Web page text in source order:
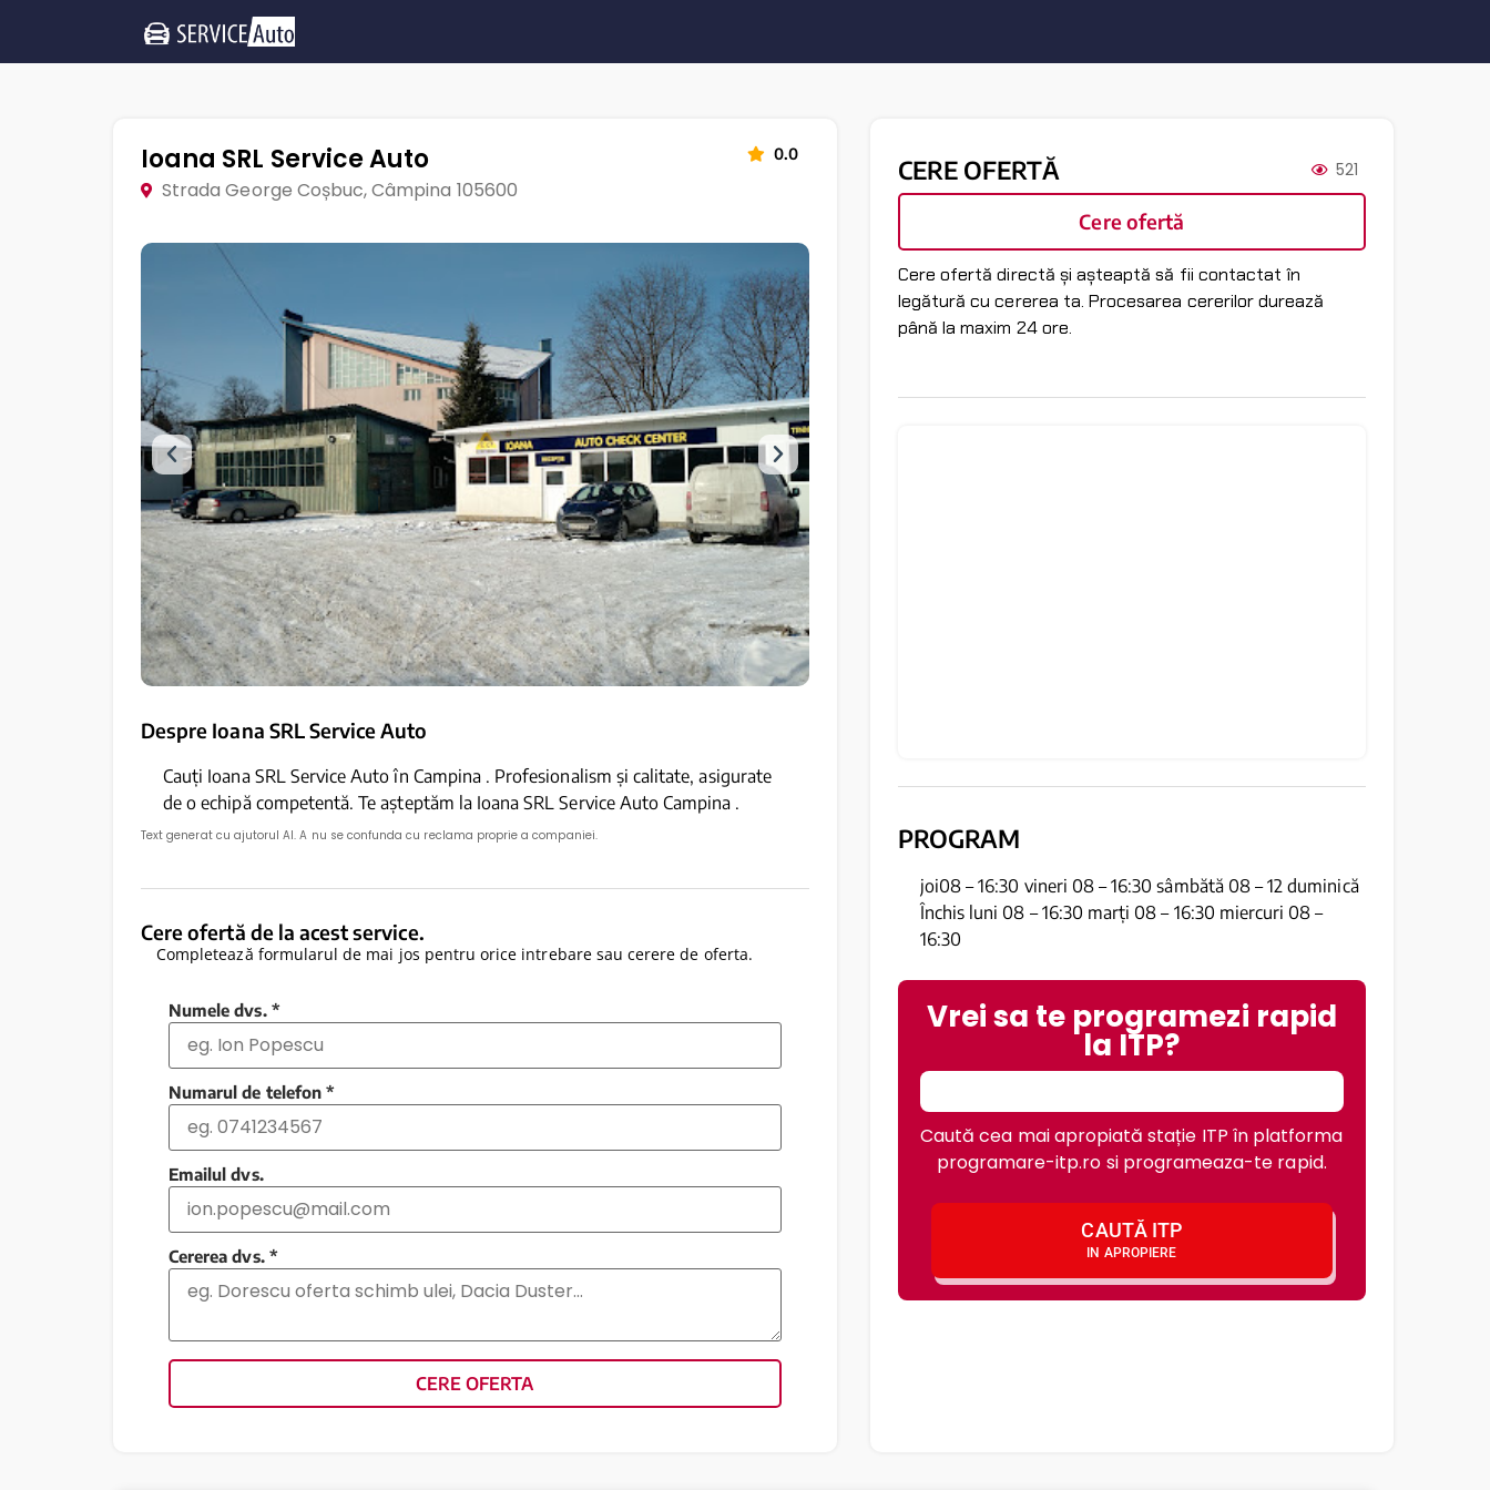
Ioana SRL Service Auto 0.0
Strada George Coșbuc, Câmpina 105600
Despre Ioana SRL Service Auto
Cauți Ioana SRL Service Auto în Campina . Profesionalism și calitate, asigurate
de o echipă competentă. Te așteptăm la Ioana SRL Service Auto Campina .
Text generat cu ajutorul AI. A nu se confunda cu reclama proprie a companiei.
Cere ofertă de la acest service.
Completează formularul de mai jos pentru orice intrebare sau cerere de oferta.
Numele dvs. *
Numarul de telefon *
Emailul dvs.
Cererea dvs. *
CERE OFERTA
CERE OFERTĂ 521
Cere ofertă
Cere ofertă directă și așteaptă să fii contactat în
legătură cu cererea ta. Procesarea cererilor durează
până la maxim 24 ore.
PROGRAM
joi08 – 16:30 vineri 08 – 16:30 sâmbătă 08 – 12 duminică
Închis luni 08 – 16:30 marți 08 – 16:30 miercuri 08 –
16:30
Vrei sa te programezi rapid
la ITP?
Caută cea mai apropiată stație ITP în platforma
programare-itp.ro si programeaza-te rapid.
CAUTĂ ITP
IN APROPIERE